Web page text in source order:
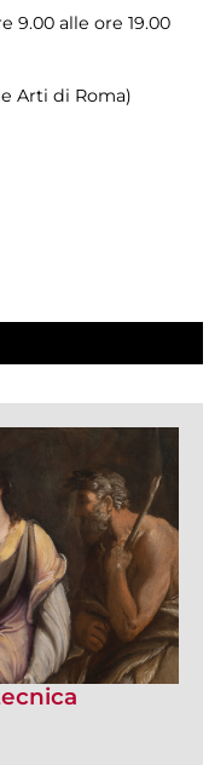
9.00 alle ore 19.00
Arti di Roma)
tab)